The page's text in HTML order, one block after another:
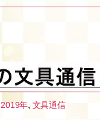
2019年, 文具通信